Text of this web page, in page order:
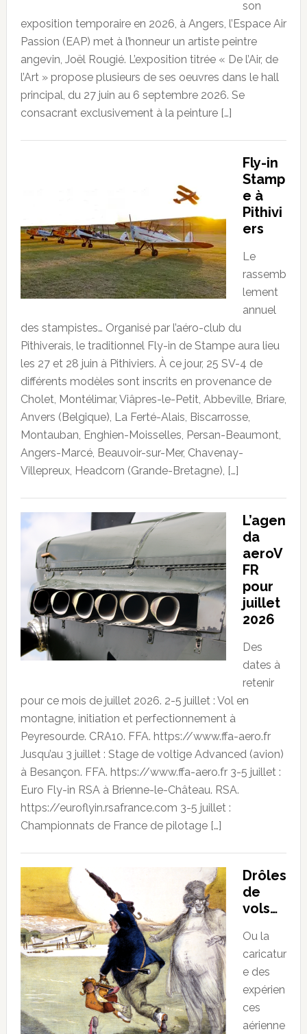
son
exposition temporaire en 2026, à Angers, l’Espace Air
Passion (EAP) met à l’honneur un artiste peintre
angevin, Joël Rougié. L’exposition titrée « De l’Air, de
l’Art » propose plusieurs de ses oeuvres dans le hall
principal, du 27 juin au 6 septembre 2026. Se
consacrant exclusivement à la peinture […]
Fly-in
Stamp
e à
Pithivi
ers
Le
rassemb
lement
annuel
des stampistes… Organisé par l’aéro-club du
Pithiverais, le traditionnel Fly-in de Stampe aura lieu
les 27 et 28 juin à Pithiviers. À ce jour, 25 SV-4 de
différents modèles sont inscrits en provenance de
Cholet, Montélimar, Viâpres-le-Petit, Abbeville, Briare,
Anvers (Belgique), La Ferté-Alais, Biscarrosse,
Montauban, Enghien-Moisselles, Persan-Beaumont,
Angers-Marcé, Beauvoir-sur-Mer, Chavenay-
Villepreux, Headcorn (Grande-Bretagne), […]
L’agen
da
aeroV
FR
pour
juillet
2026
Des
dates à
retenir
pour ce mois de juillet 2026. 2-5 juillet : Vol en
montagne, initiation et perfectionnement à
Peyresourde. CRA10. FFA. https://www.ffa-aero.fr
Jusqu’au 3 juillet : Stage de voltige Advanced (avion)
à Besançon. FFA. https://www.ffa-aero.fr 3-5 juillet :
Euro Fly-in RSA à Brienne-le-Château. RSA.
https://euroflyin.rsafrance.com 3-5 juillet :
Championnats de France de pilotage […]
Drôles
de
vols…
Ou la
caricatur
e des
expérien
ces
aérienne